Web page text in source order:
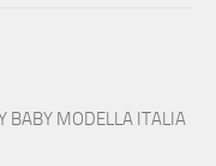
BABY MODELLA ITALIA